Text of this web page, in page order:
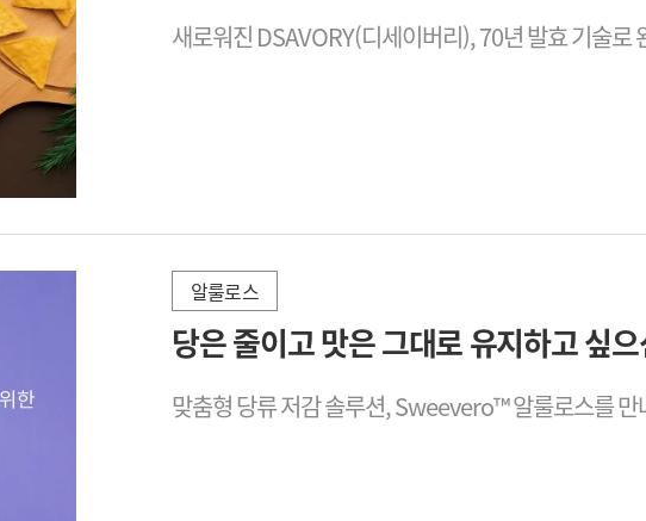
새로워진 DSAVORY(디세이버리), 70년 발효 기술로
2025-10-28
알룰로스
당은 줄이고 맛은 그대로 유지하고 싶
맞춤형 당류 저감 솔루션, Sweevero™ 알룰로스를 만